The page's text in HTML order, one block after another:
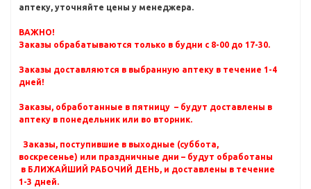
аптеку, уточняйте цены у менеджера.
ВАЖНО!
Заказы обрабатываются только в будни с 8-00 до 17-30.
Заказы доставляются в выбранную аптеку в течение 1-4
дней!
Заказы, обработанные в пятницу – будут доставлены в
аптеку в понедельник или во вторник.
Заказы, поступившие в выходные (суббота,
воскресенье) или праздничные дни – будут обработаны
в БЛИЖАЙШИЙ РАБОЧИЙ ДЕНЬ, и доставлены в течение
1-3 дней.